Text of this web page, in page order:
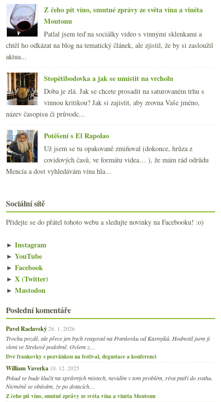
Z čeho pít víno, smutné zprávy ze světa vína a viněta
Moutonu
Patlal jsem teď na sociálky video s vinnými sklenkami a
chtěl ho odkázat na blog na tematický článek, ale zjistil, že by si zasloužil
aktua...
Stopětibodovka a jak se umístit na vrcholu
Doba je zlá. Jak se chcete prosadit na saturovaném trhu s
vinnou kritikou? Jak si zajistit, aby zrovna Vaše jméno,
název časopisu či průvodc...
Potěšení s El Rapolao
Už jsem se tu opakovaně zmiňoval (dokonce, hrůza z
covidových časů, ve formátu videa… ), že mám rád odrůdu
Mencía a dost vyhledávám vína hla...
Sociální sítě
Přidejte se do přátel tohoto webu a sledujte novinky na Facebooku! :o)
► Instagram
► YouTube
► Facebook
► X (Twitter)
► Mastodon
Poslední komentáře
Pavel Raclavský 26. 1. 2026
Trochu pozdě, ale přece jen bych reagoval na Frankovku od Kasnyiků. Hodnotil jsem ji
vloni ve Strekově podobně. Ovšem z…
Dvě frankovky s pozvánkou na festival, degustace a konferenci
William Vaverka 10. 12. 2025
Pokud se bude klučit na správných místech, nevidím v tom problém, réva patří do svahu.
Nicméně se obávám, že po dotacích…
Z čeho pít víno, smutné zprávy ze světa vína a viněta Moutonu